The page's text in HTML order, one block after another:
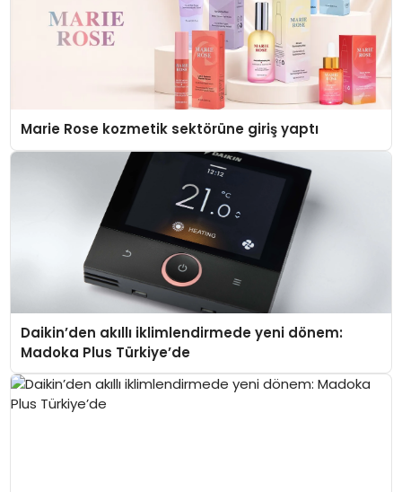
Marie Rose kozmetik sektörüne giriş yaptı
Daikin’den akıllı iklimlendirmede yeni dönem:
Madoka Plus Türkiye’de